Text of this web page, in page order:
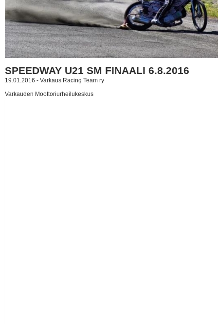
SPEEDWAY U21 SM FINAALI 6.8.2016
19.01.2016 - Varkaus Racing Team ry
Varkauden Moottoriurheilukeskus